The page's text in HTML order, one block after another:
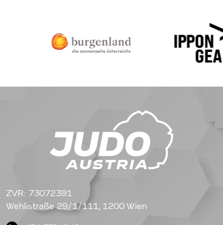
ZVR: 73072391
Wehlistraße 29/1/111, 1200 Wien